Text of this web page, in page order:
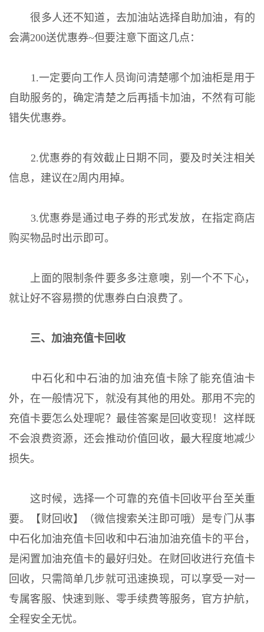
很多人还不知道，去加油站选择自助加油，有的
会满200送优惠券~但要注意下面这几点：
1.一定要向工作人员询问清楚哪个加油柜是用于
自助服务的，确定清楚之后再插卡加油，不然有可能
错失优惠券。
2.优惠券的有效截止日期不同，要及时关注相关
信息，建议在2周内用掉。
3.优惠券是通过电子券的形式发放，在指定商店
购买物品时出示即可。
上面的限制条件要多多注意噢，别一个不下心，
就让好不容易攒的优惠券白白浪费了。
三、加油充值卡回收
中石化和中石油的加油充值卡除了能充值油卡
外，在一般情况下，就没有其他的用处。那用不完的
充值卡要怎么处理呢？最佳答案是回收变现！这样既
不会浪费资源，还会推动价值回收，最大程度地减少
损失。
这时候，选择一个可靠的充值卡回收平台至关重
要。【财回收】（微信搜索关注即可哦）是专门从事
中石化加油充值卡回收和中石油加油充值卡的平台，
是闲置加油充值卡的最好归处。在财回收进行充值卡
回收，只需简单几步就可迅速换现，可以享受一对一
专属客服、快速到账、零手续费等服务，官方护航，
全程安全无忧。